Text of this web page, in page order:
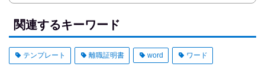
関連するキーワード
テンプレート 離職証明書 word ワード